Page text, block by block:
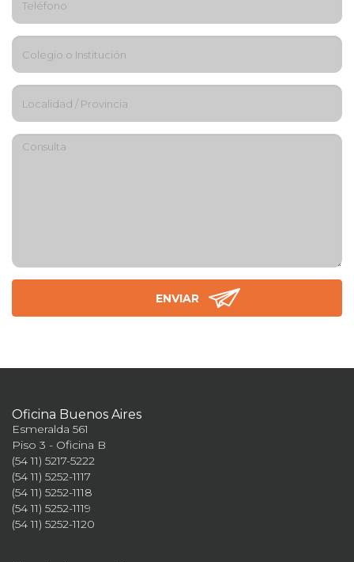
Oficina Buenos Aires
Esmeralda 561
Piso 3 - Oficina B
(54 11) 5217-5222
(54 11) 5252-1117
(54 11) 5252-1118
(54 11) 5252-1119
(54 11) 5252-1120